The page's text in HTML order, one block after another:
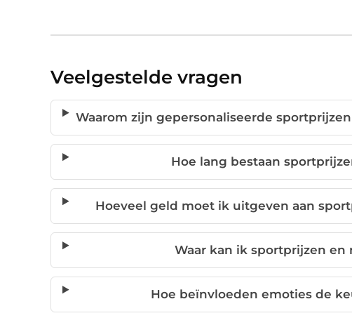
Veelgestelde vragen
Waarom zijn gepersonaliseerde
Hoe lang bestaan
Hoeveel geld moet ik uitgeven aan
Waar kan ik sportprijzen en
Hoe beïnvloeden emoties de